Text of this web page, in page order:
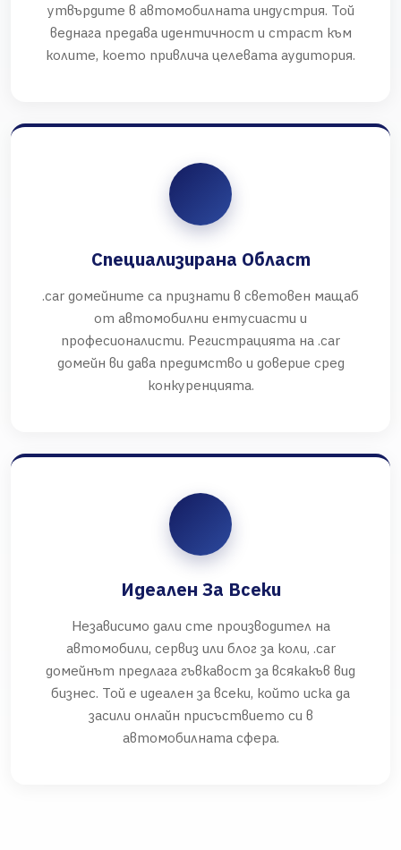
утвърдите в автомобилната индустрия. Той
веднага предава идентичност и страст към
колите, което привлича целевата аудитория.
Специализирана Област
.car домейните са признати в световен мащаб
от автомобилни ентусиасти и
професионалисти. Регистрацията на .car
домейн ви дава предимство и доверие сред
конкуренцията.
Идеален За Всеки
Независимо дали сте производител на
автомобили, сервиз или блог за коли, .car
домейнът предлага гъвкавост за всякакъв вид
бизнес. Той е идеален за всеки, който иска да
засили онлайн присъствието си в
автомобилната сфера.